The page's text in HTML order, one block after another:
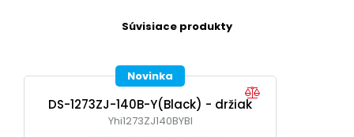
Súvisiace produkty
Novinka
DS-1273ZJ-140B-Y(Black) - držiak
Yhi1273ZJ140BYBl